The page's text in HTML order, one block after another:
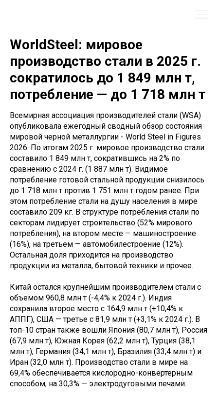
WorldSteel: мировое
производство стали в 2025 г.
сократилось до 1 849 млн т,
потребление — до 1 718 млн т
Всемирная ассоциация производителей стали (WSA)
опубликовала ежегодный сводный обзор состояния
мировой черной металлургии - World Steel in Figures
2026. По итогам 2025 г. мировое производство стали
составило 1 849 млн т, сократившись на 2% по
сравнению с 2024 г. (1 887 млн т). Видимое
потребление готовой стальной продукции снизилось
до 1 718 млн т против 1 751 млн т годом ранее. При
этом потребление стали на душу населения в мире
составило 209 кг. В структуре потребления стали по
секторам лидирует строительство (52% мирового
потребления), на втором месте — машиностроение
(16%), на третьем — автомобилестроение (12%).
Остальная доля приходится на производство
продукции из металла, бытовой техники и прочее.
Китай остался крупнейшим производителем стали с
объемом 960,8 млн т (-4,4% к 2024 г.). Индия
сохранила второе место с 164,9 млн т (+10,4% к
АППГ), США — третье с 81,9 млн т (+3,1% к 2024 г.). В
топ-10 стран также вошли Япония (80,7 млн т), Россия
(67,9 млн т), Южная Корея (62,2 млн т), Турция (38,1
млн т), Германия (34,1 млн т), Бразилия (33,4 млн т) и
Иран (32,0 млн т). Производство стали в мире на
69,4% обеспечивается кислородно-конвертерным
способом, на 30,3% — электродуговыми печами.